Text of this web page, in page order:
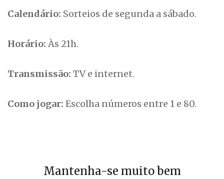
Calendário: Sorteios de segunda a sábado.
Horário: Às 21h.
Transmissão: TV e internet.
Como jogar: Escolha números entre 1 e 80.
Mantenha-se muito bem